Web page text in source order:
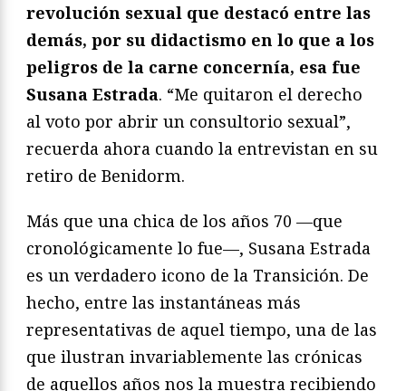
revolución sexual que destacó entre las
demás, por su didactismo en lo que a los
peligros de la carne concernía, esa fue
Susana Estrada. “Me quitaron el derecho
al voto por abrir un consultorio sexual”,
recuerda ahora cuando la entrevistan en su
retiro de Benidorm.
Más que una chica de los años 70 —que
cronológicamente lo fue—, Susana Estrada
es un verdadero icono de la Transición. De
hecho, entre las instantáneas más
representativas de aquel tiempo, una de las
que ilustran invariablemente las crónicas
de aquellos años nos la muestra recibiendo